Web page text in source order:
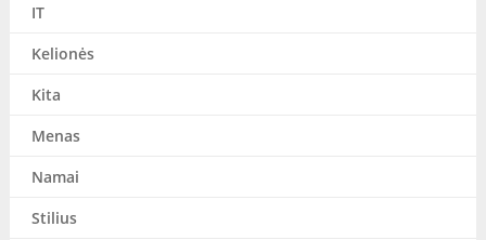
IT
Kelionės
Kita
Menas
Namai
Stilius